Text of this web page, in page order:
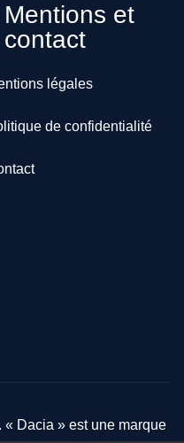
Mentions et
contact
légales
de confidentialité
Dacia » est une marque